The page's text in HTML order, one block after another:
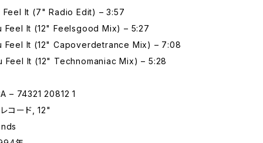
Feel It (7" Radio Edit) – 3:57
Feel It (12" Feelsgood Mix) – 5:27
Feel It (12" Capoverdetrance Mix) – 7:08
Feel It (12" Technomaniac Mix) – 5:28
– 74321 20812 1
コード, 12"